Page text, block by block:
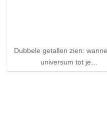
Dubbele getallen zien:
universum tot je…